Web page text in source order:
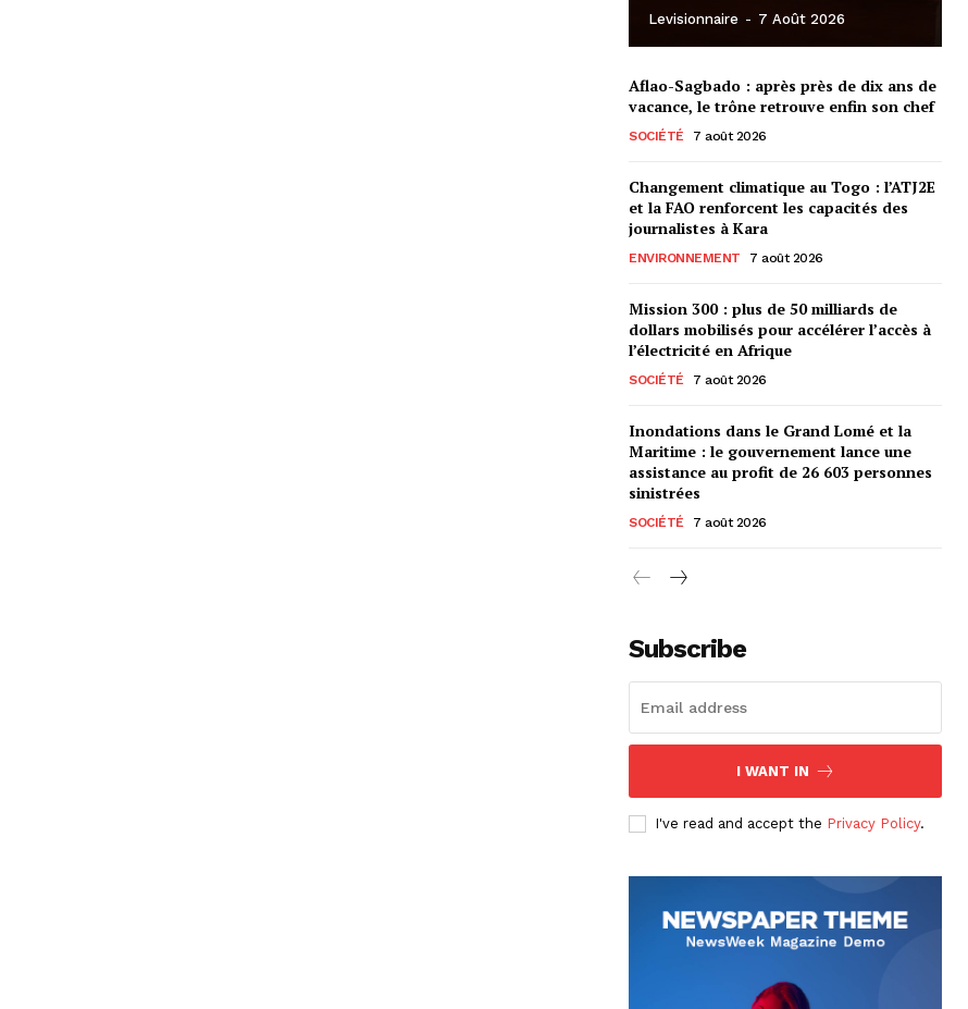
Levisionnaire - 7 Août 2026
Aflao-Sagbado : après près de dix ans de
vacance, le trône retrouve enfin son chef
SOCIÉTÉ 7 août 2026
Changement climatique au Togo : l’ATJ2E
et la FAO renforcent les capacités des
journalistes à Kara
ENVIRONNEMENT 7 août 2026
Mission 300 : plus de 50 milliards de
dollars mobilisés pour accélérer l’accès à
l’électricité en Afrique
SOCIÉTÉ 7 août 2026
Inondations dans le Grand Lomé et la
Maritime : le gouvernement lance une
assistance au profit de 26 603 personnes
sinistrées
SOCIÉTÉ 7 août 2026
Subscribe
I WANT IN
I've read and accept the Privacy Policy.